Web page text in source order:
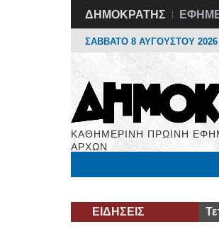
ΔΗΜΟΚΡΑΤΗΣ
ΣΑΒΒΑΤΟ 8 ΑΥΓΟΥΣΤΟΥ 2026
ΚΑΘΗΜΕΡΙΝΗ ΠΡΩΙΝΗ
ΑΡΧΩΝ
ΕΙΔΗΣΕΙΣ